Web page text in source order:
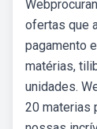
ofertas que
pagamento
matérias,
unidades.
20 materias